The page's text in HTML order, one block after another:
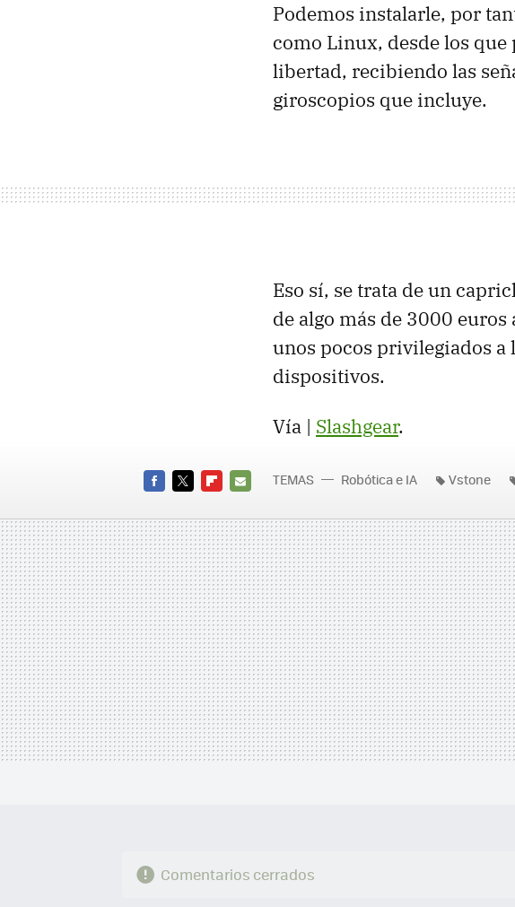
Podemos instalarle, por
como Linux, desde los
libertad, recibiendo las
giroscopios que incluye.
Eso sí, se trata de un
de algo más de 3000
unos pocos privilegiados a
dispositivos.
Vía | Slashgear.
MAIL
TEMAS Robótica e IA Vstone
Comentarios cerrados